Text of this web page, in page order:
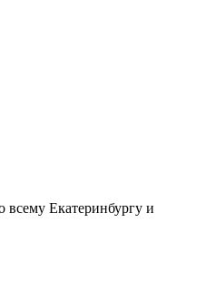
всему Екатеринбургу и